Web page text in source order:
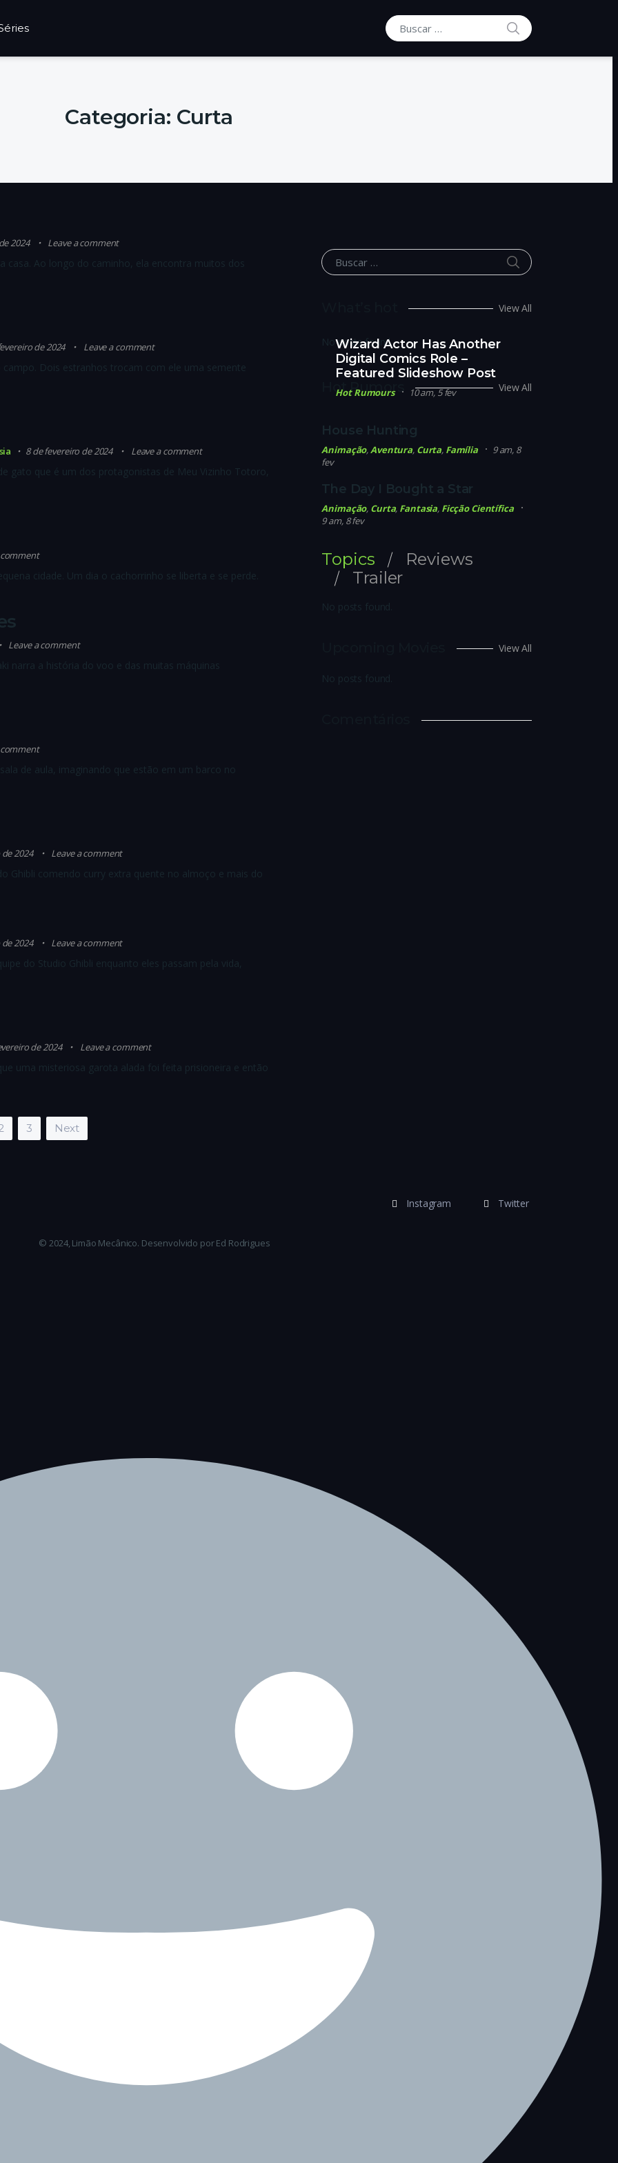
Buscar por:
BUSCAR
Categoria: Curta
2024 Leave a comment
casa. Ao longo do caminho, ela encontra muitos dos
de 2024 Leave a comment
Dois estranhos trocam com ele uma semente
8 de fevereiro de 2024 Leave a comment
gato que é um dos protagonistas de Meu Vizinho Totoro,
comment
cidade. Um dia o cachorrinho se liberta e se perde.
Leave a comment
narra a história do voo e das muitas máquinas
comment
de aula, imaginando que estão em um barco no
2024 Leave a comment
Ghibli comendo curry extra quente no almoço e mais do
2024 Leave a comment
do Studio Ghibli enquanto eles passam pela vida,
de 2024 Leave a comment
uma misteriosa garota alada foi feita prisioneira e então
3 Next
Buscar por:
BUSCAR
View All
No posts found.
Hot Rumors View All
Wizard Actor Has Another
Digital Comics Role –
Featured Slideshow Post
Hot Rumours 10 am, 5 fev
House Hunting
Animação,Aventura, Curta, Família
9 am, 8
fev
The Day I Bought a Star
Animação, Curta, Fantasia, Ficção Científica
9 am, 8 fev
Topics
Reviews
Trailer
No posts found.
View All
No posts found.
Instagram Twitter
© 2024, Limão Mecânico. Desenvolvido por Ed Rodrigues